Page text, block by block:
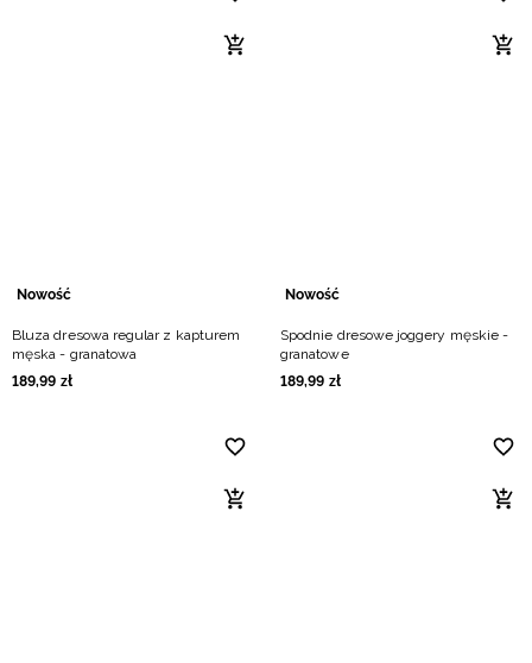
Nowość
Bluza dresowa regular z kapturem
męska - granatowa
189,99 zł
Nowość
Spodnie dresowe joggery męskie -
granatowe
189,99 zł